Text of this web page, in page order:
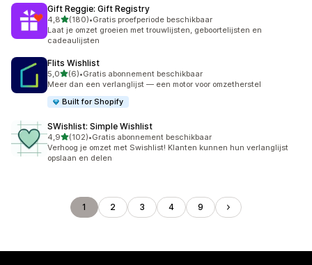
Gift Reggie: Gift Registry
4,8van 5 sterren
(180)
180 recensies in totaal
•Gratis proefperiode beschikbaar
Laat je omzet groeien met trouwlijsten, geboortelijsten en
cadeaulijsten
Flits Wishlist
5,0van 5 sterren
(6)
6 recensies in totaal
•Gratis abonnement beschikbaar
Meer dan een verlanglijst — een motor voor omzetherstel
Built for Shopify
SWishlist: Simple Wishlist
4,9van 5 sterren
(102)
102 recensies in totaal
•Gratis abonnement beschikbaar
Verhoog je omzet met Swishlist! Klanten kunnen hun verlanglijst
opslaan en delen
1 2 3 4 9